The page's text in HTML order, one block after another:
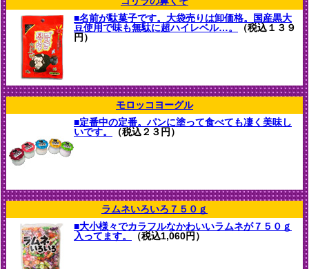
■名前が駄菓子です。大袋売りは卸価格。国産黒大
豆使用で味も無駄に超ハイレベル…。
（税込１３９
円）
モロッコヨーグル
■定番中の定番。パンに塗って食べても凄く美味し
いです。
（税込２３円）
ラムネいろいろ７５０ｇ
■大小様々でカラフルなかわいいラムネが７５０ｇ
入ってます。
（税込1,060円）